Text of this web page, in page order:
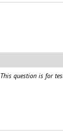
This question is for